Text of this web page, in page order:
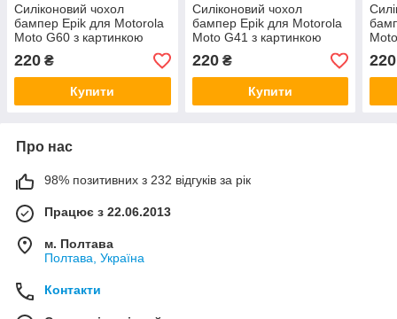
Силіконовий чохол
бампер Epik для Motorola
Moto G60 з картинкою
220 ₴
Купити
Силіконовий чохол
бампер Epik для Motorola
Moto G41 з картинкою
220₴
Купити
220
Про нас
98% позитивних з 232 відгуків за рік
Працює з 22.06.2013
м. Полтава
Полтава, Україна
Контакти